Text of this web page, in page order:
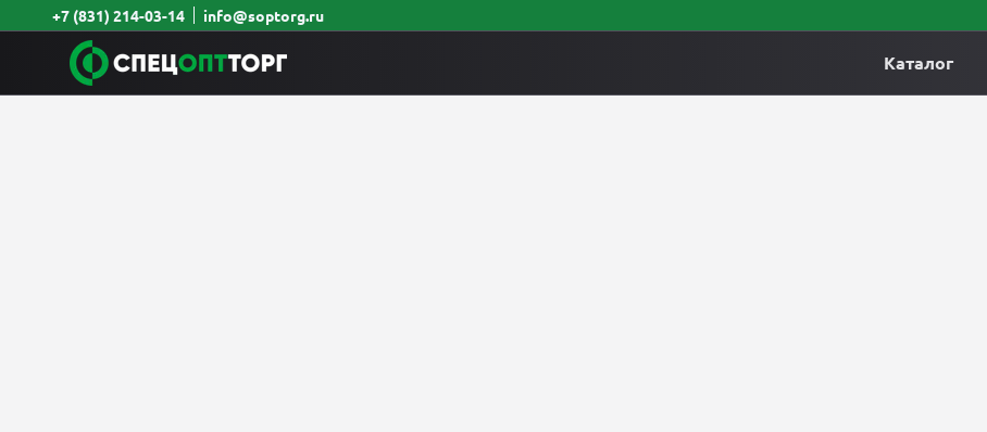
+7 (831) 214-03-14 info@soptorg.ru
Каталог